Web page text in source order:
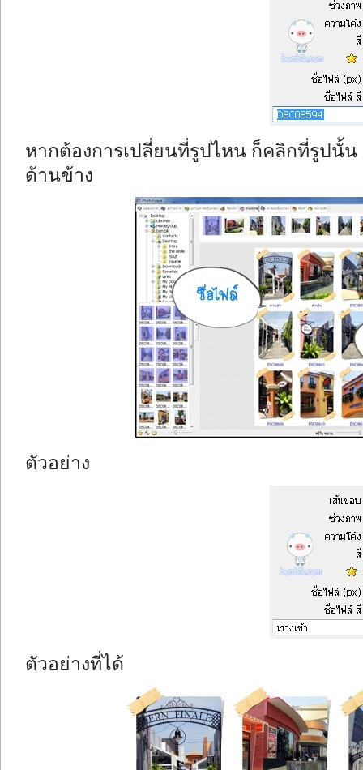
หากต้องการเปลี่ยนที่รูปไหน ก็คลิกที่รูปนั้
ด้านข้าง
ตัวอย่าง
ตัวอย่างที่ได้